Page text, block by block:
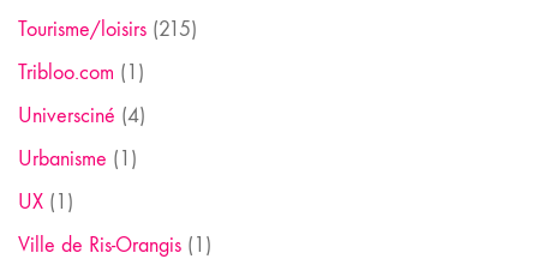
Tourisme/loisirs (215)
Tribloo.com (1)
Universciné (4)
Urbanisme (1)
UX (1)
Ville de Ris-Orangis (1)